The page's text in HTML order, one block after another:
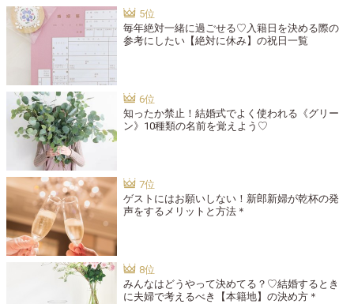
毎年絶対一緒に過ごせる♡入籍日を決める際の
参考にしたい【絶対に休み】の祝日一覧
知ったか禁止！結婚式でよく使われる《グリー
ン》10種類の名前を覚えよう♡
ゲストにはお願いしない！新郎新婦が乾杯の発
声をするメリットと方法＊
みんなはどうやって決めてる？♡結婚するとき
に夫婦で考えるべき【本籍地】の決め方＊